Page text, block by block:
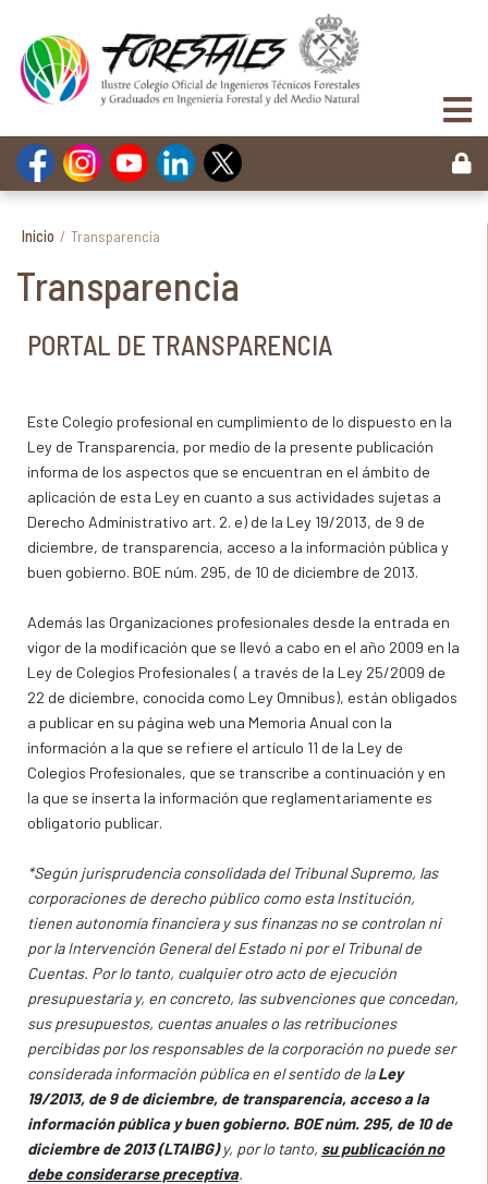
Inicio / Transparencia
Transparencia
PORTAL DE TRANSPARENCIA
Este Colegio profesional en cumplimiento de lo dispuesto en la
Ley de Transparencia, por medio de la presente publicación
informa de los aspectos que se encuentran en el ámbito de
aplicación de esta Ley en cuanto a sus actividades sujetas a
Derecho Administrativo art. 2. e) de la Ley 19/2013, de 9 de
diciembre, de transparencia, acceso a la información pública y
buen gobierno. BOE núm. 295, de 10 de diciembre de 2013.
Además las Organizaciones profesionales desde la entrada en
vigor de la modificación que se llevó a cabo en el año 2009 en la
Ley de Colegios Profesionales ( a través de la Ley 25/2009 de
22 de diciembre, conocida como Ley Omnibus), están obligados
a publicar en su página web una Memoria Anual con la
información a la que se refiere el artículo 11 de la Ley de
Colegios Profesionales, que se transcribe a continuación y en
la que se inserta la información que reglamentariamente es
obligatorio publicar.
*Según jurisprudencia consolidada del Tribunal Supremo, las
corporaciones de derecho público como esta Institución,
tienen autonomía financiera y sus finanzas no se controlan ni
por la Intervención General del Estado ni por el Tribunal de
Cuentas. Por lo tanto, cualquier otro acto de ejecución
presupuestaria y, en concreto, las subvenciones que concedan,
sus presupuestos, cuentas anuales o las retribuciones
percibidas por los responsables de la corporación no puede ser
considerada información pública en el sentido de laLey
19/2013, de 9 de diciembre, de transparencia, acceso a la
información pública y buen gobierno. BOE núm. 295, de 10 de
diciembre de 2013 (LTAIBG)y, por lo tanto, su publicación no
debe considerarse preceptiva.